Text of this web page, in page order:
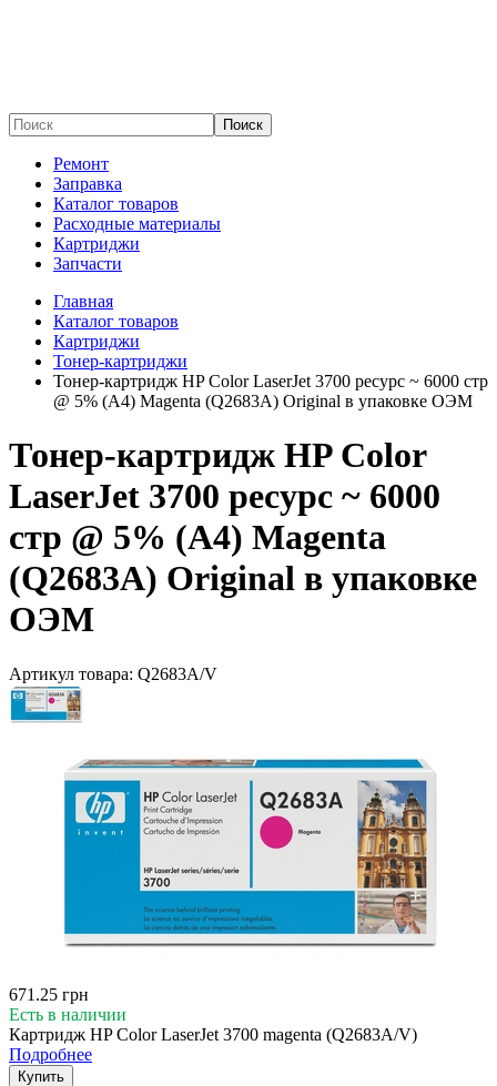
Поиск
Ремонт
Заправка
Каталог товаров
Расходные материалы
Картриджи
Запчасти
Главная
Каталог товаров
Картриджи
Тонер-картриджи
Тонер-картридж HP Color LaserJet 3700 ресурс ~ 6000 стр
@ 5% (A4) Magenta (Q2683A) Original в упаковке ОЭМ
Тонер-картридж HP Color
LaserJet 3700 ресурс ~ 6000
стр @ 5% (A4) Magenta
(Q2683A) Original в упаковке
ОЭМ
Артикул товара: Q2683A/V
671.25 грн
Есть в наличии
Картридж HP Color LaserJet 3700 magenta (Q2683A/V)
Подробнее
Купить